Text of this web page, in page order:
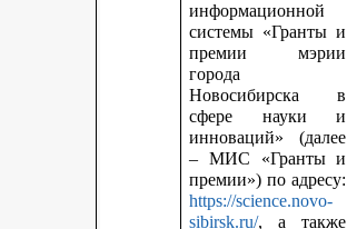
информационной
системы «Гранты и
премии мэрии
города
Новосибирска в
сфере науки и
инноваций» (далее
– МИС «Гранты и
премии») по адресу:
https://science.novo-
sibirsk.ru/, а также